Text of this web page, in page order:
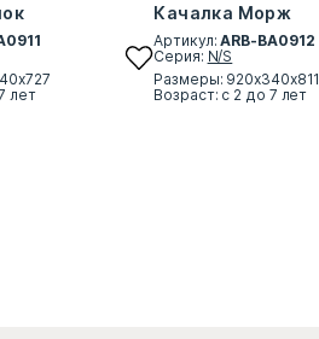
лет
Качалка Морж
Артикул:ARB-BA0912
Серия: N/S
Размеры: 920х340х811
Возраст: с 2 до 7 лет